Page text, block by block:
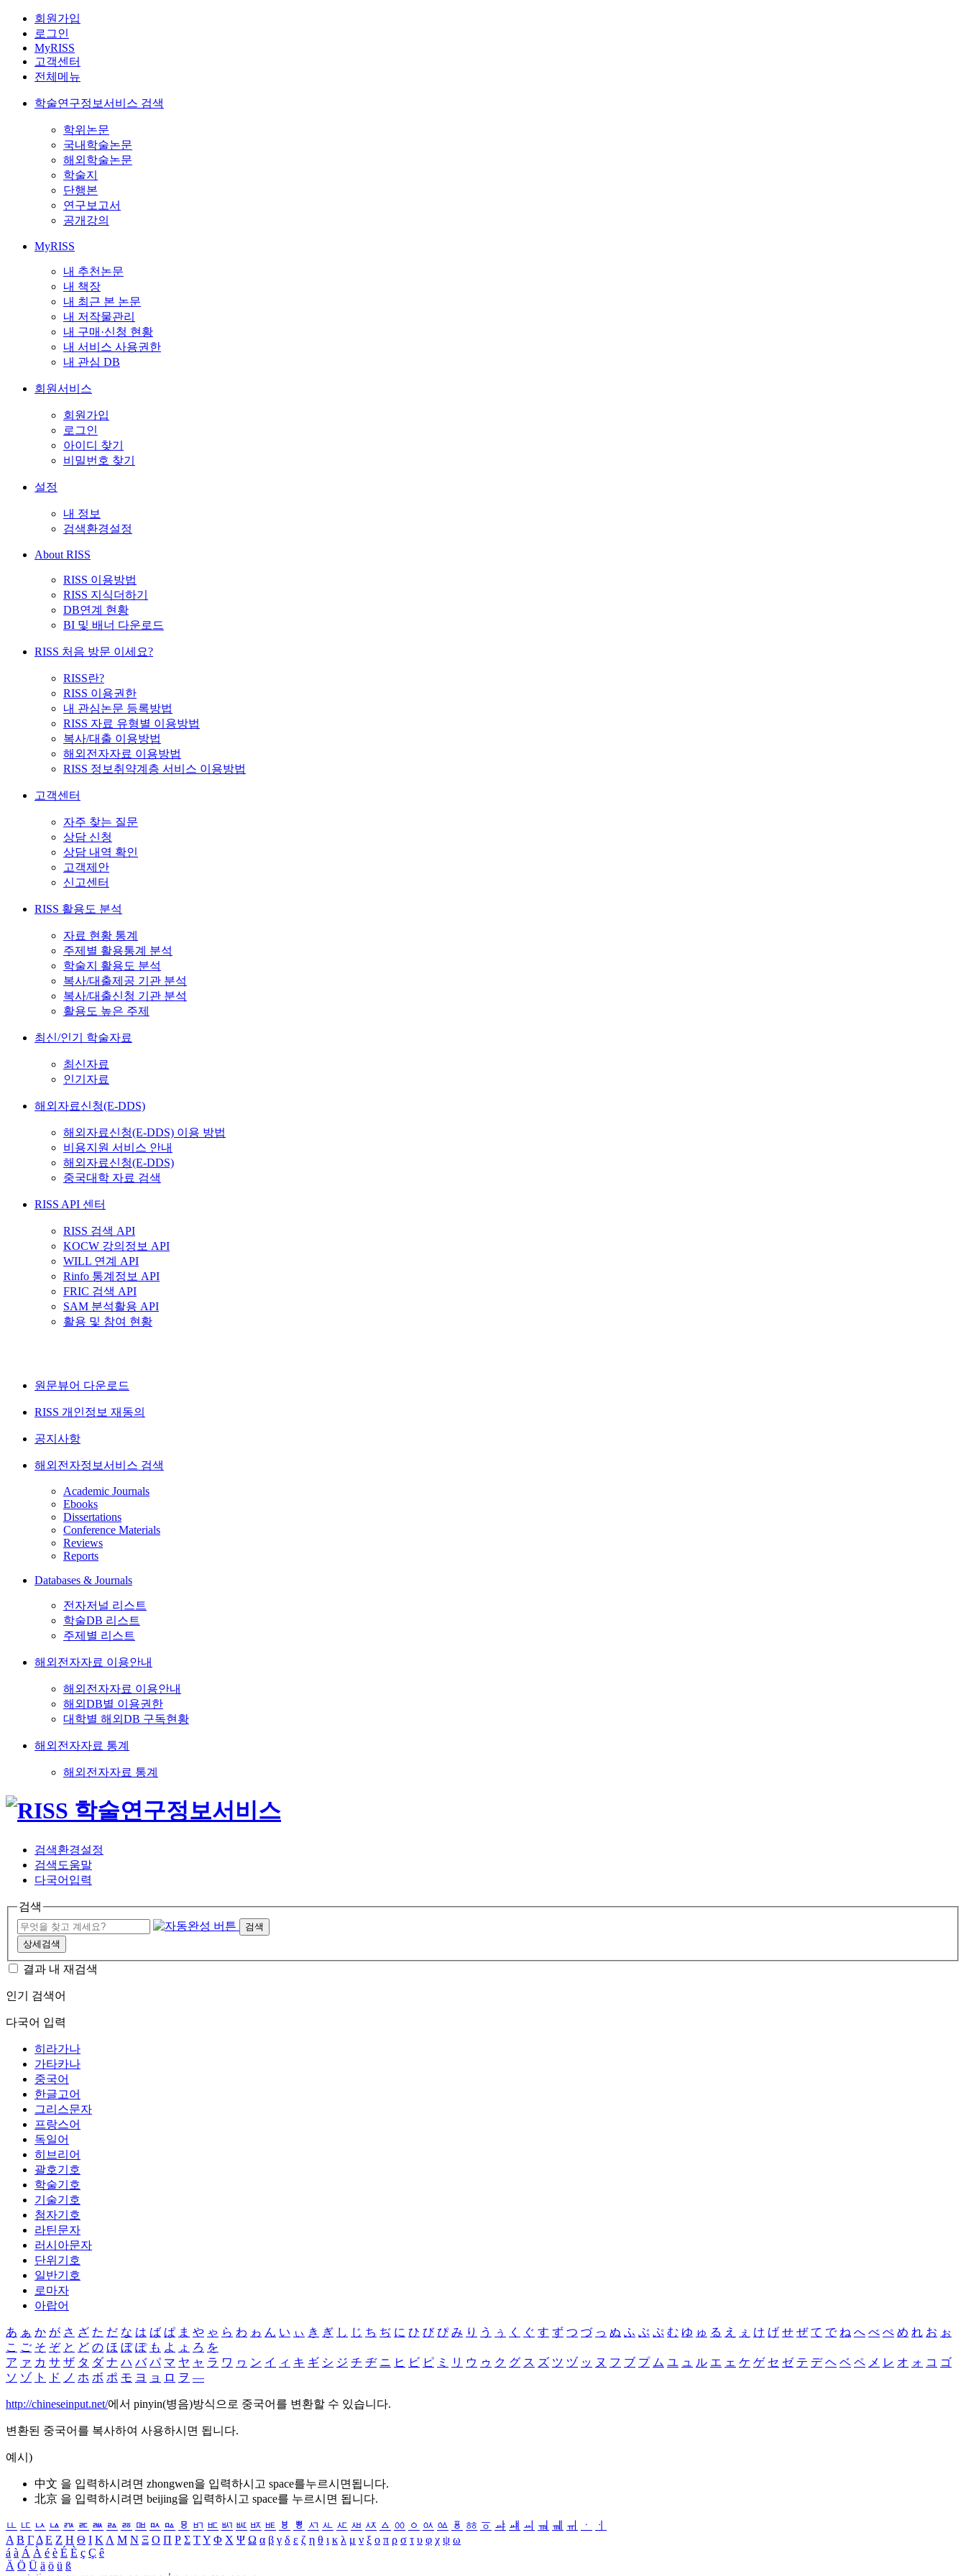
회원가입
로그인
MyRISS
고객센터
전체메뉴
학술연구정보서비스 검색
학위논문
국내학술논문
해외학술논문
학술지
단행본
연구보고서
공개강의
MyRISS
내 추천논문
내 책장
내 최근 본 논문
내 저작물관리
내 구매·신청 현황
내 서비스 사용권한
내 관심 DB
회원서비스
회원가입
로그인
아이디 찾기
비밀번호 찾기
설정
내 정보
검색환경설정
About RISS
RISS 이용방법
RISS 지식더하기
DB연계 현황
BI 및 배너 다운로드
RISS 처음 방문 이세요?
RISS란?
RISS 이용권한
내 관심논문 등록방법
RISS 자료 유형별 이용방법
복사/대출 이용방법
해외전자자료 이용방법
RISS 정보취약계층 서비스 이용방법
고객센터
자주 찾는 질문
상담 신청
상담 내역 확인
고객제안
신고센터
RISS 활용도 분석
자료 현황 통계
주제별 활용통계 분석
학술지 활용도 분석
복사/대출제공 기관 분석
복사/대출신청 기관 분석
활용도 높은 주제
최신/인기 학술자료
최신자료
인기자료
해외자료신청(E-DDS)
해외자료신청(E-DDS) 이용 방법
비용지원 서비스 안내
해외자료신청(E-DDS)
중국대학 자료 검색
RISS API 센터
RISS 검색 API
KOCW 강의정보 API
WILL 연계 API
Rinfo 통계정보 API
FRIC 검색 API
SAM 분석활용 API
활용 및 참여 현황
원문뷰어 다운로드
RISS 개인정보 재동의
공지사항
해외전자정보서비스 검색
Academic Journals
Ebooks
Dissertations
Conference Materials
Reviews
Reports
Databases & Journals
전자저널 리스트
학술DB 리스트
주제별 리스트
해외전자자료 이용안내
해외전자자료 이용안내
해외DB별 이용권한
대학별 해외DB 구독현황
해외전자자료 통계
해외전자자료 통계
검색환경설정
검색도움말
다국어입력
검색
검색
상세검색
결과 내 재검색
인기 검색어
다국어 입력
히라가나
가타카나
중국어
한글고어
그리스문자
프랑스어
독일어
히브리어
괄호기호
학술기호
기술기호
첨자기호
라틴문자
러시아문자
단위기호
일반기호
로마자
아랍어
あ ぁ か が さ ざ た だ な は ば ぱ ま や ゃ ら わ ゎ ん い ぃ き ぎ し じ ち ぢ に ひ び ぴ み り う ぅ く ぐ す ず つ づ っ ぬ ふ ぶ ぷ む ゆ ゅ る え ぇ け げ せ ぜ て で ね へ べ ぺ め れ お ぉ
こ ご そ ぞ と ど の ほ ぼ ぽ も よ ょ ろ を
ア ァ カ サ ザ タ ダ ナ ハ バ パ マ ヤ ャ ラ ワ ヮ ン イ ィ キ ギ シ ジ チ ヂ ニ ヒ ビ ピ ミ リ ウ ゥ ク グ ス ズ ツ ヅ ッ ヌ フ ブ プ ム ユ ュ ル エ ェ ケ ゲ セ ゼ テ デ ヘ ベ ペ メ レ オ ォ コ ゴ
ソ ゾ ト ド ノ ホ ボ ポ モ ヨ ョ ロ ヲ ―
http://chineseinput.net/에서 pinyin(병음)방식으로 중국어를 변환할 수 있습니다.
변환된 중국어를 복사하여 사용하시면 됩니다.
예시)
中文 을 입력하시려면 zhongwen을 입력하시고 space를누르시면됩니다.
北京 을 입력하시려면 beijing을 입력하시고 space를 누르시면 됩니다.
ㅥ ㅦ ㅧ ㅨ ㅩ ㅪ ㅫ ㅬ ㅭ ㅮ ㅯ ㅰ ㅱ ㅲ ㅳ ㅴ ㅵ ㅶ ㅷ ㅸ ㅹ ㅺ ㅻ ㅼ ㅽ ㅾ ㅿ ㆀ ㆁ ㆂ ㆃ ㆄ ㆅ ㆆ ㆇ ㆈ ㆉ ㆊ ㆋ ㆌ ㆍ
ㆎ
Α Β ΓΔ Ε Ζ Η Θ Ι ΚΛ Μ Ν Ξ Ο Π Ρ Σ ΤΥ Φ Χ Ψ Ω α β γ δ ε ζ η θ ι κ λ μ ν ξ ο π ρ σ τ υ φ χ ψ ω
á à Á À é è É È ç Ç ê
Ä Ö Ü ä ö ü ß